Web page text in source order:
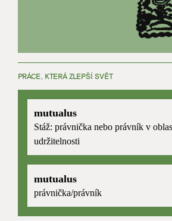
PRÁCE, KTERÁ ZLEPŠÍ SVĚT
mutualus
Stáž: právnička nebo právník v
udržitelnosti
mutualus
právnička/právník